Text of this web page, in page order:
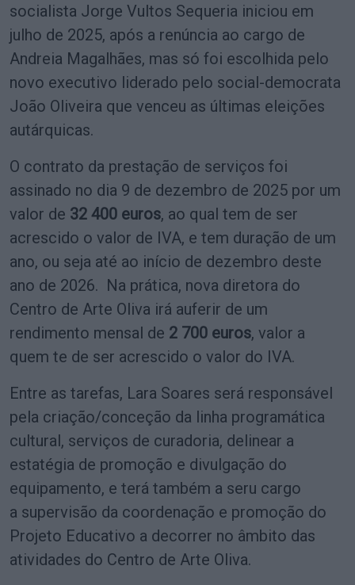
socialista Jorge Vultos Sequeria iniciou em
julho de 2025, após a renúncia ao cargo de
Andreia Magalhães, mas só foi escolhida pelo
novo executivo liderado pelo social-democrata
João Oliveira que venceu as últimas eleições
autárquicas.
O contrato da prestação de serviços foi
assinado no dia 9 de dezembro de 2025 por um
valor de 32 400 euros, ao qual tem de ser
acrescido o valor de IVA, e tem duração de um
ano, ou seja até ao início de dezembro deste
ano de 2026. Na prática, nova diretora do
Centro de Arte Oliva irá auferir de um
rendimento mensal de 2 700 euros, valor a
quem te de ser acrescido o valor do IVA.
Entre as tarefas, Lara Soares será responsável
pela criação/conceção da linha programática
cultural, serviços de curadoria, delinear a
estatégia de promoção e divulgação do
equipamento, e terá também a seru cargo
a supervisão da coordenação e promoção do
Projeto Educativo a decorrer no âmbito das
atividades do Centro de Arte Oliva.